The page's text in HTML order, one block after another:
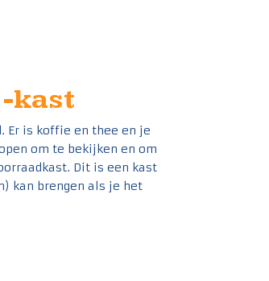
kast
Er is koffie en thee en je
om te bekijken en om
Dit is een kast
kan brengen als je het